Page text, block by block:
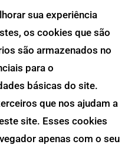
sua experiência
os cookies que são
são armazenados no
para o
básicas do site.
que nos ajudam a
site. Esses cookies
apenas com o seu